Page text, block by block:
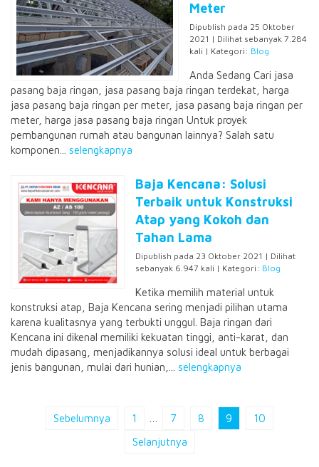
Meter
Dipublish pada 25 Oktober
2021 | Dilihat sebanyak 7.284
kali | Kategori: Blog
Anda Sedang Cari jasa
pasang baja ringan, jasa pasang baja ringan terdekat, harga
jasa pasang baja ringan per meter, jasa pasang baja ringan per
meter, harga jasa pasang baja ringan Untuk proyek
pembangunan rumah atau bangunan lainnya? Salah satu
komponen... selengkapnya
Baja Kencana: Solusi
Terbaik untuk Konstruksi
Atap yang Kokoh dan
Tahan Lama
Dipublish pada 23 Oktober 2021 | Dilihat
sebanyak 6.947 kali | Kategori: Blog
Ketika memilih material untuk
konstruksi atap, Baja Kencana sering menjadi pilihan utama
karena kualitasnya yang terbukti unggul. Baja ringan dari
Kencana ini dikenal memiliki kekuatan tinggi, anti-karat, dan
mudah dipasang, menjadikannya solusi ideal untuk berbagai
jenis bangunan, mulai dari hunian,... selengkapnya
Sebelumnya 1 7 8 9
10
Selanjutnya